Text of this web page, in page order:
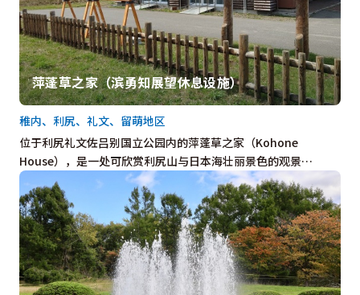
萍蓬草之家（滨勇知展望休息设施）
位于利尻礼文佐吕别国立公园内的萍蓬草之家（Kohone
House），是一处可欣赏利尻山与日本海壮丽景色的观景…
稚内、利尻、礼文、留萌地区